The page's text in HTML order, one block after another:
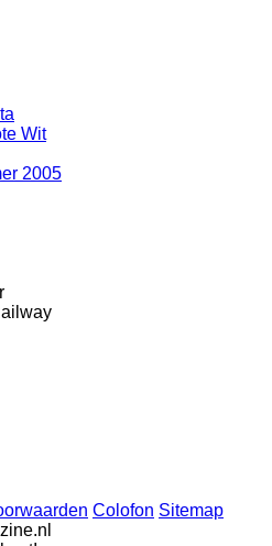
Wit
2005
Colofon Sitemap